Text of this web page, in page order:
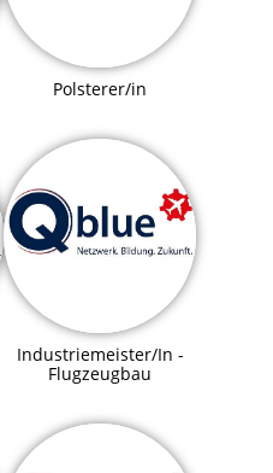
Polsterer/in
Industriemeister/In -
Flugzeugbau